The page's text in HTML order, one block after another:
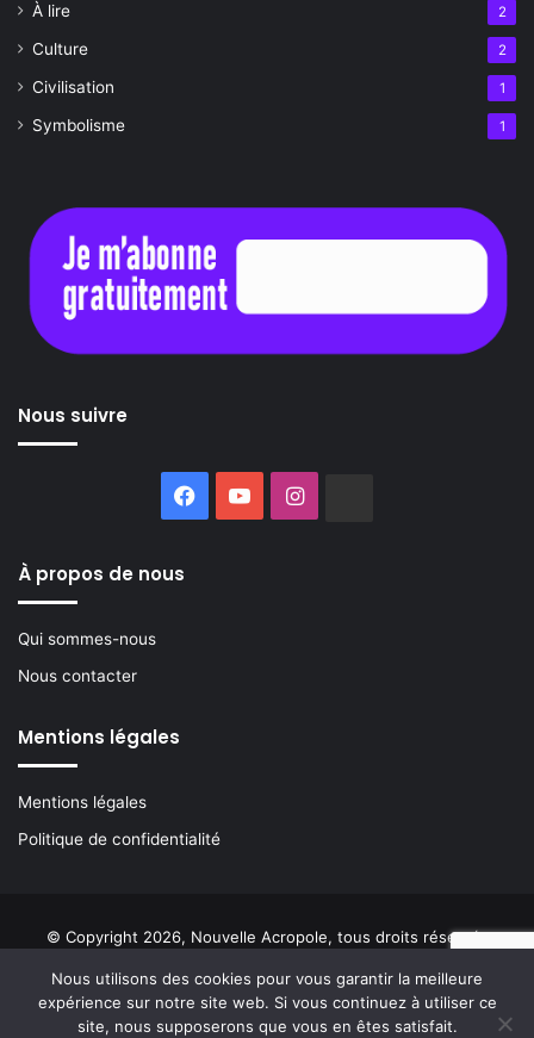
À lire 2
Culture 2
Civilisation 1
Symbolisme 1
Nous suivre
Facebook
YouTubeInstagram
À propos de nous
Qui sommes-nous
Nous contacter
Mentions légales
Mentions légales
Politique de confidentialité
© Copyright 2026, Nouvelle Acropole, tous droits réservés
FacebookYouTubeInstagramBuzzsprout
Nous utilisons des cookies pour vous garantir la meilleure
expérience sur notre site web. Si vous continuez à utiliser ce
site, nous supposerons que vous en êtes satisfait.